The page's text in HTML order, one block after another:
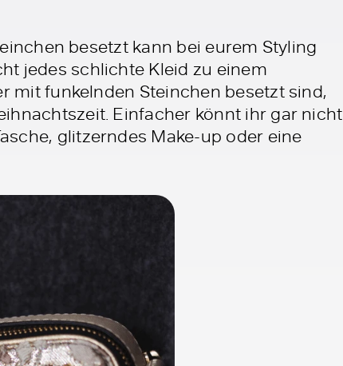
besetzt kann bei eurem Styling
jedes schlichte Kleid zu einem
mit funkelnden Steinchen besetzt sind,
Einfacher könnt ihr gar nicht
glitzerndes Make-up oder eine